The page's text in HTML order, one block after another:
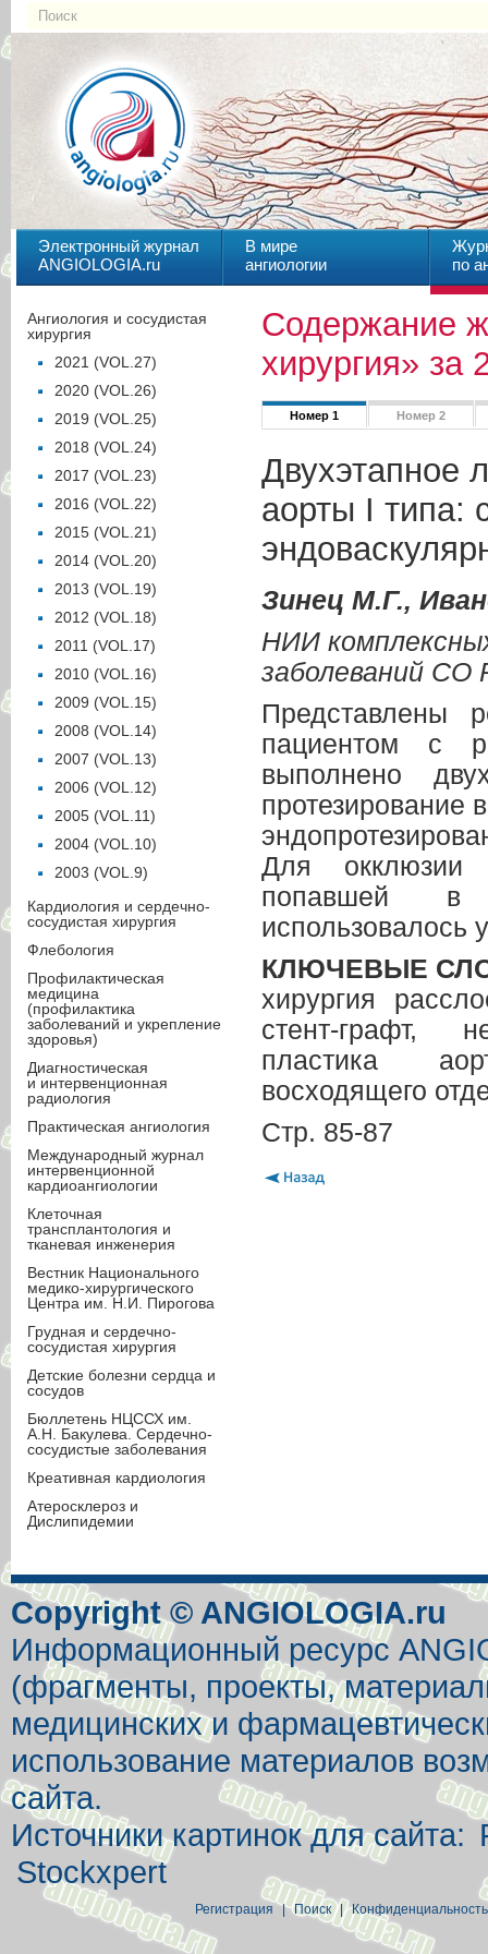
Электронный журнал
ANGIOLOGIA.ru
В мире
ангиологии
по
Содержание
хирургия» за
Номер 1 Номер 2
Двухэтапное
аорты I типа:
Зинец М.Г.,
НИИ
заболеваний СО
Представлены
пациентом с
выполнено
протезирование
Для окклюзии
попавшей в
использовалось
КЛЮЧЕВЫЕ
хирургия
стент-графт,
пластика
восходящего
Стр. 85-87
Ангиология и сосудистая
хирургия
2021 (VOL.27)
2020 (VOL.26)
2019 (VOL.25)
2018 (VOL.24)
2017 (VOL.23)
2016 (VOL.22)
2015 (VOL.21)
2014 (VOL.20)
2013 (VOL.19)
2012 (VOL.18)
2011 (VOL.17)
2010 (VOL.16)
2009 (VOL.15)
2008 (VOL.14)
2007 (VOL.13)
2006 (VOL.12)
2005 (VOL.11)
2004 (VOL.10)
2003 (VOL.9)
Кардиология и сердечно-
сосудистая хирургия
Флебология
Профилактическая
медицина
(профилактика
заболеваний и укрепление
здоровья)
Диагностическая
и интервенционная
радиология
Практическая ангиология
Международный журнал
интервенционной
кардиоангиологии
Клеточная
трансплантология и
тканевая инженерия
Вестник Национального
медико-хирургического
Центра им. Н.И. Пирогова
Грудная и сердечно-
сосудистая хирургия
Детские болезни сердца и
сосудов
Бюллетень НЦССХ им.
А.Н. Бакулева. Сердечно-
сосудистые заболевания
Креативная кардиология
Атеросклероз и
Дислипидемии
Copyright © ANGIOLOGIA.ru
Информационный ресурс
(фрагменты, проекты,
медицинских и
использование материалов
сайта.
Источники картинок для сайта:
Stockxpert
Регистрация | Поиск | Конфиденциальность